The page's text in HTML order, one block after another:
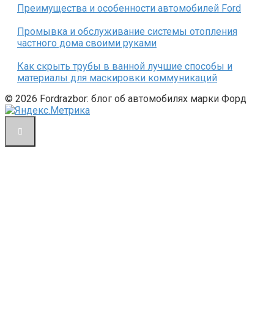
Преимущества и особенности автомобилей Ford
Промывка и обслуживание системы отопления
частного дома своими руками
Как скрыть трубы в ванной лучшие способы и
материалы для маскировки коммуникаций
© 2026 Fordrazbor: блог об автомобилях марки Форд